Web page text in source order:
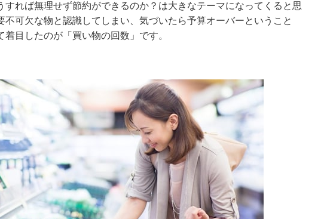
すれば無理せず節約ができるのか？は大きなテーマになってくると思
不可欠な物と認識してしまい、気づいたら予算オーバーということ
目したのが「買い物の回数」です。